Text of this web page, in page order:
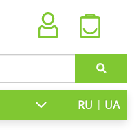
RU | UA